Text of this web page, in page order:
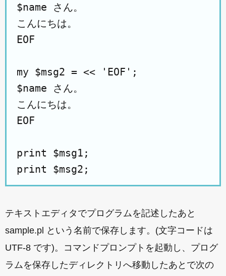
$name さん。
こんにちは。
EOF
my $msg2 = << 'EOF';
$name さん。
こんにちは。
EOF
print $msg1;
テキストエディタでプログラムを記述したあと
sample.pl という名前で保存します。(文字コードは
UTF-8 です)。コマンドプロンプトを起動し、プログ
ラムを保存したディレクトリへ移動したあとで次の